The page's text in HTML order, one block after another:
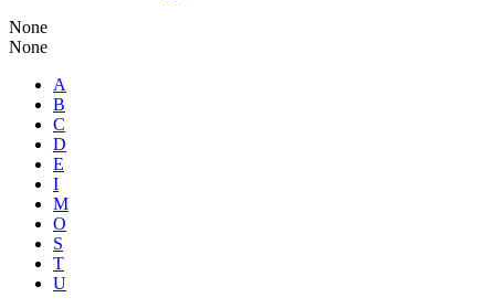
None
None
A
B
C
D
E
I
M
O
S
T
U